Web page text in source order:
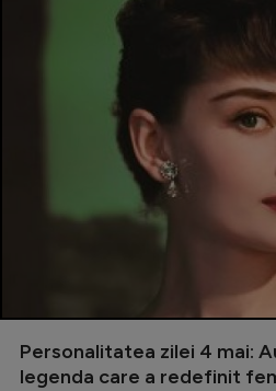
Personalitatea zilei 4 mai:
legenda care a redefinit